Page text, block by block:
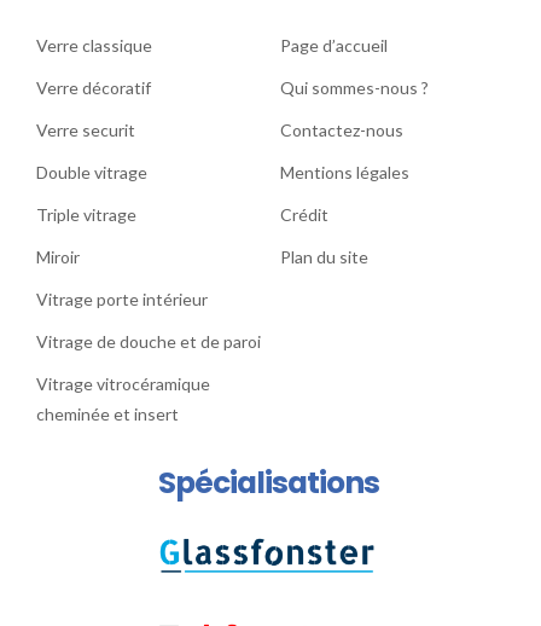
Verre classique
Verre décoratif
Verre securit
Double vitrage
Triple vitrage
Miroir
Vitrage porte intérieur
Vitrage de douche et de paroi
Vitrage vitrocéramique
cheminée et insert
Page d’accueil
Qui sommes-nous ?
Contactez-nous
Mentions légales
Crédit
Plan du site
Spécialisations